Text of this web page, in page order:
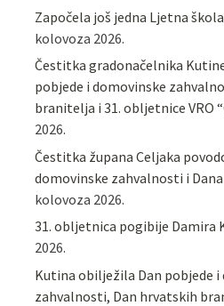
Započela još jedna Ljetna
kolovoza 2026.
Čestitka gradonačelnika
pobjede i domovinske
branitelja i 31. obljetnice VRO
2026.
Čestitka župana Celjaka
domovinske zahvalnosti i
kolovoza 2026.
31. obljetnica pogibije Damira
2026.
Kutina obilježila Dan pobjede i
zahvalnosti, Dan hrvatskih